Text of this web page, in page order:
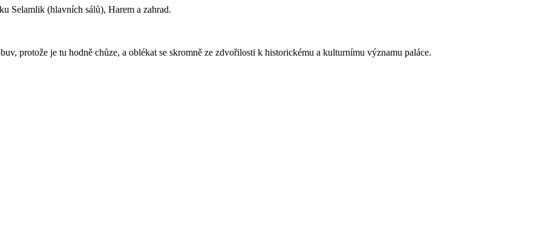
Selamlik (hlavních sálů), Harem a zahrad.
protože je tu hodně chůze, a oblékat se skromně ze zdvořilosti k historickému a kulturnímu významu paláce.